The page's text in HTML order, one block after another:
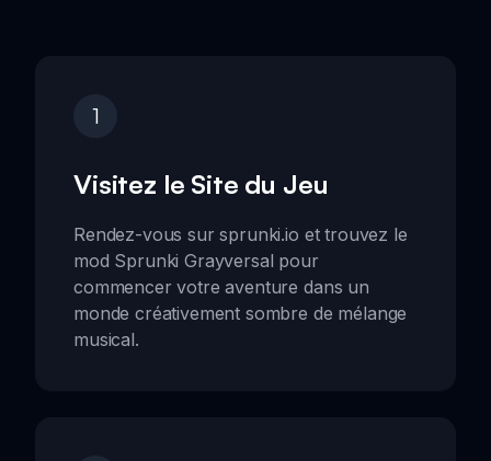
1
Visitez le Site du Jeu
Rendez-vous sur sprunki.io et trouvez le
mod Sprunki Grayversal pour
commencer votre aventure dans un
monde créativement sombre de mélange
musical.